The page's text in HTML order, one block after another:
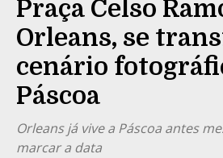
Praça Celso
Orleans, se
cenário
Páscoa
Orleans já vive a Páscoa antes
marcar a data